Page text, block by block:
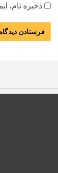
ذخیره نام،